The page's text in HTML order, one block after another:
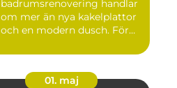
badrumsrenovering handlar
om mer än nya kakelplattor
och en modern dusch. För
01. maj